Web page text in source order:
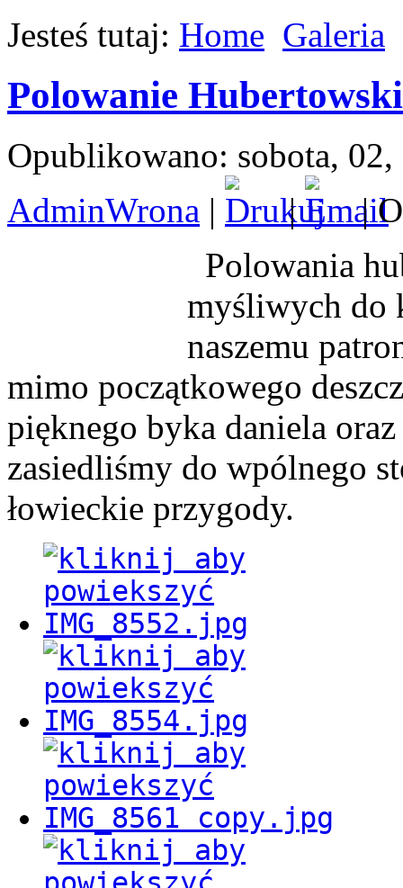
Jesteś tutaj: Home Galeria
Polowanie
Opublikowano: sobota,
AdminWrona | |
|
Polowania
myśliwych do
naszemu
mimo początkowego
pięknego byka daniela
zasiedliśmy do wpólnego
łowieckie przygody.